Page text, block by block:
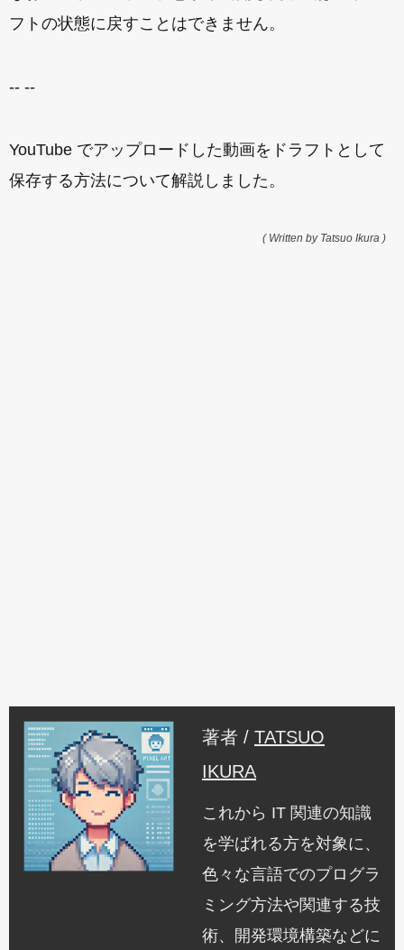
フトの状態に戻すことはできません。
-- --
YouTube でアップロードした動画をドラフトとして
保存する方法について解説しました。
( Written by Tatsuo Ikura )
著者 / TATSUO
IKURA
これから IT 関連の知識
を学ばれる方を対象に、
色々な言語でのプログラ
ミング方法や関連する技
術、開発環境構築などに